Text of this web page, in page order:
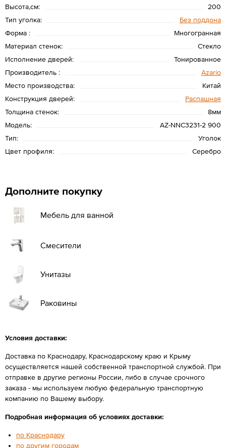
Высота,см:
200
Тип уголка:
Без поддона
Форма :
Многогранная
Материал стенок:
Стекло
Исполнение дверей:
Тонированное
Производитель :
Azario
Место производства:
Китай
Конструкция дверей:
Распашная
Толщина стенок:
8мм
Модель:
AZ-NNC3231-2 900
Тип:
Уголок
Цвет профиля:
Серебро
Дополните покупку
Мебель для ванной
Смесители
Унитазы
Раковины
Условия доставки:
Доставка по Краснодару, Краснодарскому краю и Крыму
осуществляется нашей собственной транспортной службой. При
отправке в другие регионы России, либо в случае срочного
заказа - мы используем любую федеральную транспортную
компанию по Вашему выбору.
Подробная информация об условиях доставки:
по Краснодару
по другим городам